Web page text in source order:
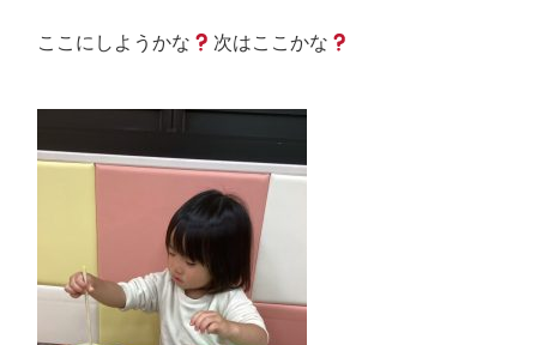
ここにしようかな 次はここかな